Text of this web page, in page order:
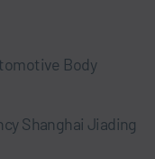
Body
Shanghai Jiading